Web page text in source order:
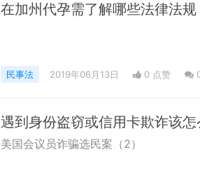
在加州代孕需了解哪些法律法规
民事法 2019年06月13日 0 点赞
遇到身份盗窃或信用卡欺诈该怎
美国会议员诈骗选民案（2）